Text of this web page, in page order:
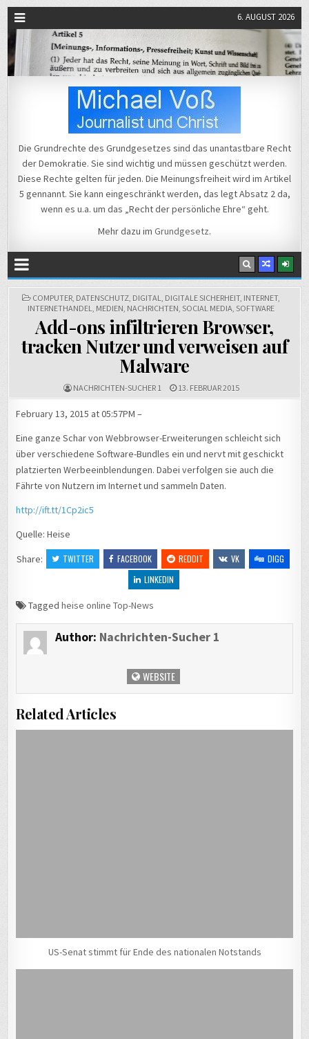
6. AUGUST 2026
Michael Voß
Die Grundrechte des Grundgesetzes sind das unantastbare Recht
der Demokratie. Sie sind wichtig und müssen geschützt werden.
Diese Rechte gelten für jeden. Die Meinungsfreiheit wird im Artikel
5 gennannt. Sie kann eingeschränkt werden, das legt Absatz 2 da,
wenn es u.a. um das „Recht der persönliche Ehre“ geht.
Mehr dazu im Grundgesetz.
POSTED
IN
COMPUTER, DATENSCHUTZ, DIGITAL, DIGITALE SICHERHEIT, INTERNET,
INTERNETHANDEL, MEDIEN, NACHRICHTEN, SOCIAL MEDIA, SOFTWARE
Add-ons infiltrieren Browser,
tracken Nutzer und verweisen auf
Malware
NACHRICHTEN-SUCHER 1 13. FEBRUAR 2015
February 13, 2015 at 05:57PM –
Eine ganze Schar von Webbrowser-Erweiterungen schleicht sich
über verschiedene Software-Bundles ein und nervt mit geschickt
platzierten Werbeeinblendungen. Dabei verfolgen sie auch die
Fährte von Nutzern im Internet und sammeln Daten.
http://ift.tt/1Cp2ic5
Quelle: Heise
Share:
TWITTER FACEBOOK REDDIT VK
DIGG
LINKEDIN
Taggedheise online Top-News
Author: Nachrichten-Sucher 1
WEBSITE
Related Articles
US-Senat stimmt für Ende des nationalen Notstands